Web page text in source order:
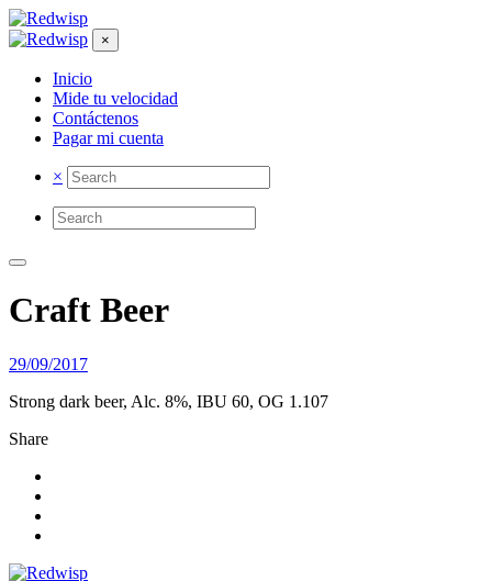
×
Inicio
Mide tu velocidad
Contáctenos
Pagar mi cuenta
×
Craft Beer
29/09/2017
Strong dark beer, Alc. 8%, IBU 60, OG 1.107
Share